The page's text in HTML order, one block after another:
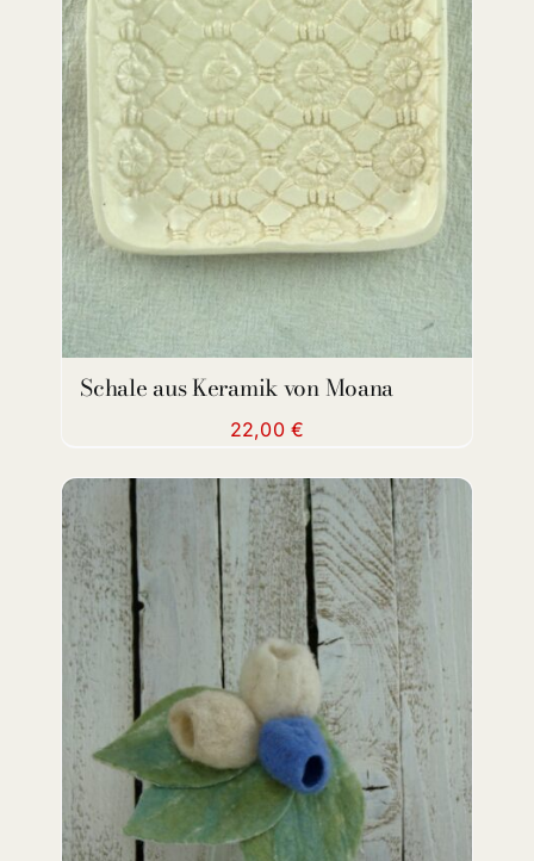
ADD TO CART / DETAILS
Schale aus Keramik von Moana
22,00€
ADD TO CART / DETAILS